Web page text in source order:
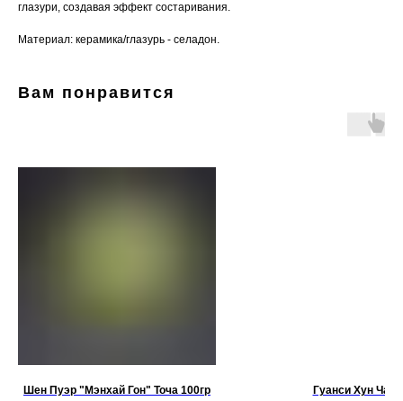
глазури, создавая эффект состаривания.
Материал: керамика/глазурь - селадон.
Вам понравится
Шен Пуэр "Мэнхай Гон" Точа 100гр
Гуанси Хун Ча